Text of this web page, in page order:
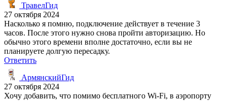
ТравелГид
27 октября 2024
Насколько я помню, подключение действует в течение 3
часов. После этого нужно снова пройти авторизацию. Но
обычно этого времени вполне достаточно, если вы не
планируете долгую пересадку.
Ответить
АрмянскийГид
27 октября 2024
Хочу добавить, что помимо бесплатного Wi-Fi, в аэропорту